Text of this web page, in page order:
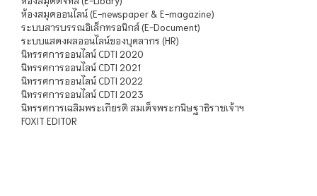
ห้องสมุดออนไลน์ (E-newspaper & E-magazine)
ระบบสารบรรณอิเล็กทรอนิกส์ (E-Document)
ระบบแสดงผลออนไลน์ของบุคลากร (HR)
นิทรรศการออนไลน์ CDTI 2020
นิทรรศการออนไลน์ CDTI 2021
นิทรรศการออนไลน์ CDTI 2022
นิทรรศการออนไลน์ CDTI 2023
นิทรรศการเฉลิมพระเกียรติ สมเด็จพระกนิษฐาธิราชเจ้าฯ
FOXIT EDITOR